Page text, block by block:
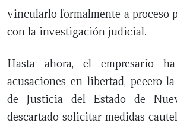
vincularlo formalmente a proceso
con la investigación judicial.
Hasta ahora, el empresario
acusaciones en libertad, peeero
de Justicia del Estado de
descartado solicitar medidas